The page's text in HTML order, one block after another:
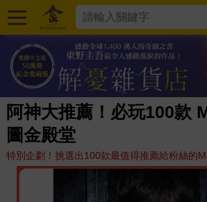
阿神大推薦！必玩100款
圖金殿堂
特別企劃！挑選出100款最值得推薦給粉絲的